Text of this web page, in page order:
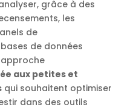
grâce à des
les
de
de données
aux petites et
qui souhaitent optimiser
dans des outils